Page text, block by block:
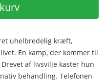
uhelbredelig kræft,
En kamp, der kommer til
af livsvilje kaster hun
behandling. Telefonen